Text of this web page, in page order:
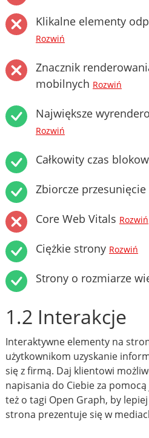
Klikalne elementy
Rozwiń
Znacznik
mobilnych Rozwiń
Największe
Rozwiń
Całkowity czas
Zbiorcze przesunięcie
Core Web Vitals Rozwiń
Ciężkie strony Rozwiń
Strony o rozmiarze
1.2 Interakcje
Interaktywne elementy na
użytkownikom uzyskanie
się z firmą. Daj klientowi
napisania do Ciebie za
też o tagi Open Graph, by
strona prezentuje się w